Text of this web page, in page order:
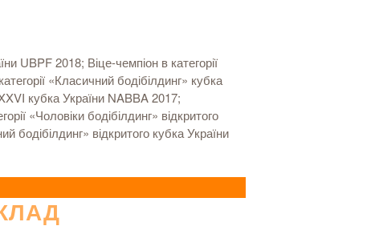
UBPF 2018; Віце-чемпіон в категорії
«Класичний бодібілдинг» кубка
кубка України NABBA 2017;
«Чоловіки бодібілдинг» відкритого
бодібілдинг» відкритого кубка України